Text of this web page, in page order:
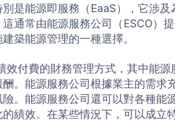
是能源即服務（EaaS），它涉
通常由能源服務公司（ESCO）
築能源管理的一種選擇。
效付費的財務管理方式，其中能
。能源服務公司根據業主的需求
。能源服務公司還可以對各種能
績效。在某些情況下，可以成立